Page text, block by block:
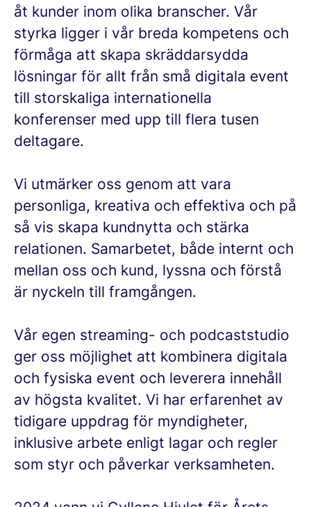
åt kunder inom olika branscher. Vår
styrka ligger i vår breda kompetens och
förmåga att skapa skräddarsydda
lösningar för allt från små digitala event
till storskaliga internationella
konferenser med upp till flera tusen
deltagare.
Vi utmärker oss genom att vara
personliga, kreativa och effektiva och på
så vis skapa kundnytta och stärka
relationen. Samarbetet, både internt och
mellan oss och kund, lyssna och förstå
är nyckeln till framgången.
Vår egen streaming- och podcaststudio
ger oss möjlighet att kombinera digitala
och fysiska event och leverera innehåll
av högsta kvalitet. Vi har erfarenhet av
tidigare uppdrag för myndigheter,
inklusive arbete enligt lagar och regler
som styr och påverkar verksamheten.